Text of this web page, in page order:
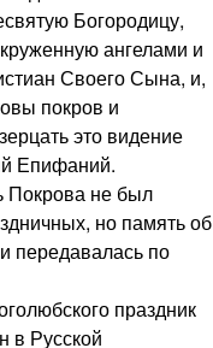
Богородицу,
ангелами и
Своего Сына, и,
покров и
это видение
Епифаний.
Покрова не был
но память об
передавалась по
праздник
в Русской